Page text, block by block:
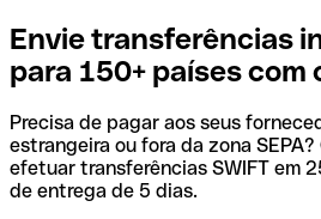
Envie transferências
para 150+ países com
Precisa de pagar aos seus
estrangeira ou fora da zona
efetuar transferências SWIFT em
de entrega de 5 dias.